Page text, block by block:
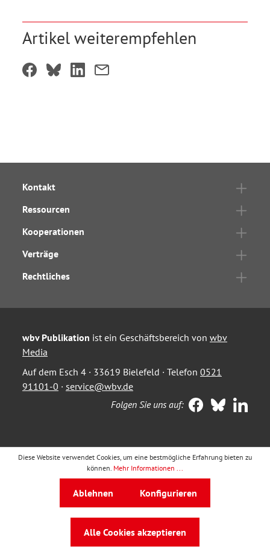
Artikel weiterempfehlen
Kontakt
Ressourcen
Kooperationen
Verträge
Rechtliches
wbv Publikation ist ein Geschäftsbereich von wbv
Media
Auf dem Esch 4 · 33619 Bielefeld · Telefon 0521
91101-0 · service@wbv.de
Folgen Sie uns auf:
Diese Website verwendet Cookies, um eine bestmögliche Erfahrung bieten zu
können. Mehr Informationen ...
Ablehnen Konfigurieren
Alle Cookies akzeptieren